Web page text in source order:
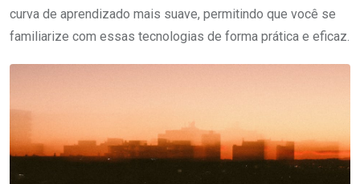
curva de aprendizado mais suave, permitindo que você se
familiarize com essas tecnologias de forma prática e eficaz.